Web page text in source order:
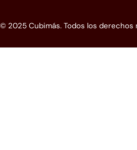
© 2025 Cubimás. Todos los derechos